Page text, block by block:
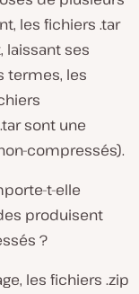
les fichiers .tar
laissant ses
termes, les
sont une
compressés).
t-elle
produisent
?
les fichiers .zip